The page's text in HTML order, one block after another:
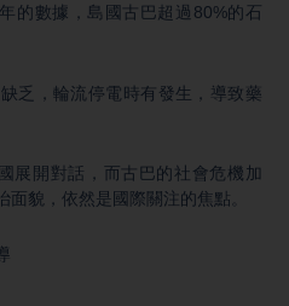
年的數據，島國古巴超過80%的石
缺乏，輪流停電時有發生，導致藥
展開對話，而古巴的社會危機加
貌，依然是國際關注的焦點。